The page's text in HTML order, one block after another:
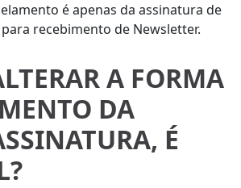
é apenas da assinatura de
recebimento de Newsletter.
A FORMA
DA
É